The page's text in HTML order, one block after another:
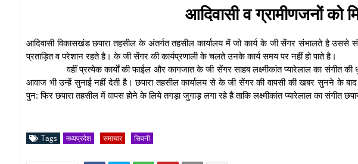
आदिवासी व ग्रामीणजनों को
आदिवासी विकासखंड छपारा तहसील के अंतर्गत तहसील कार्यालय में जो कार्य के जी सेंगर संभालते है उससे
प्रताड़ित व परेशान रहते है। के जी सेंगर की कार्यप्रणाली के चलते उनके कार्य समय पर नहीं हो पाते है।
वहीं प्रत्येक कार्याें की फाईल और कागजात के जी सेंगर साहब लक्ष्मीकांत प्यारेलाल का संगीत
आवाज भी उन्हें सुनाई नहीं देती है। छपारा तहसील कार्यालय से के जी सेंगर की वापसी की खबर सुनने के
पुन: फिर छपारा तहसील में वापस होने के लिये तगड़ा जुगाड़ लगा रहे है ताकि लक्ष्मीकांत प्यारेलाल का संगीत
Tags मध्यप्रदेश समाचार सिवनी